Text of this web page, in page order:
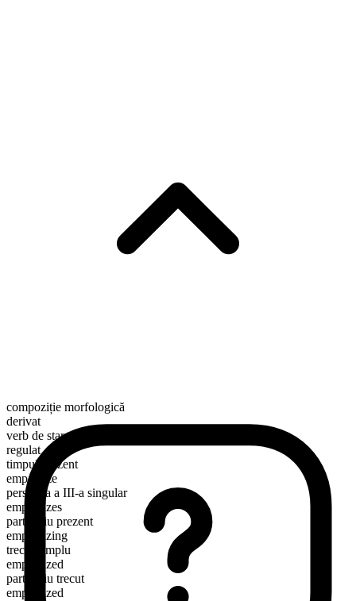
compoziție morfologică
derivat
verb de stare
regulat
timpul prezent
empathize
persoana a III-a singular
empathizes
participiu prezent
empathizing
trecut simplu
empathized
participiu trecut
empathized